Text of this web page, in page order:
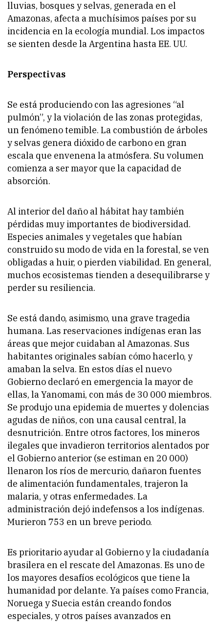
lluvias, bosques y selvas, generada en el
Amazonas, afecta a muchísimos países por su
incidencia en la ecología mundial. Los impactos
se sienten desde la Argentina hasta EE. UU.
Perspectivas
Se está produciendo con las agresiones “al
pulmón”, y la violación de las zonas protegidas,
un fenómeno temible. La combustión de árboles
y selvas genera dióxido de carbono en gran
escala que envenena la atmósfera. Su volumen
comienza a ser mayor que la capacidad de
absorción.
Al interior del daño al hábitat hay también
pérdidas muy importantes de biodiversidad.
Especies animales y vegetales que habían
construido su modo de vida en la forestal, se ven
obligadas a huir, o pierden viabilidad. En general,
muchos ecosistemas tienden a desequilibrarse y
perder su resiliencia.
Se está dando, asimismo, una grave tragedia
humana. Las reservaciones indígenas eran las
áreas que mejor cuidaban al Amazonas. Sus
habitantes originales sabían cómo hacerlo, y
amaban la selva. En estos días el nuevo
Gobierno declaró en emergencia la mayor de
ellas, la Yanomami, con más de 30 000 miembros.
Se produjo una epidemia de muertes y dolencias
agudas de niños, con una causal central, la
desnutrición. Entre otros factores, los mineros
ilegales que invadieron territorios alentados por
el Gobierno anterior (se estiman en 20 000)
llenaron los ríos de mercurio, dañaron fuentes
de alimentación fundamentales, trajeron la
malaria, y otras enfermedades. La
administración dejó indefensos a los indígenas.
Murieron 753 en un breve periodo.
Es prioritario ayudar al Gobierno y la ciudadanía
brasilera en el rescate del Amazonas. Es uno de
los mayores desafíos ecológicos que tiene la
humanidad por delante. Ya países como Francia,
Noruega y Suecia están creando fondos
especiales, y otros países avanzados en